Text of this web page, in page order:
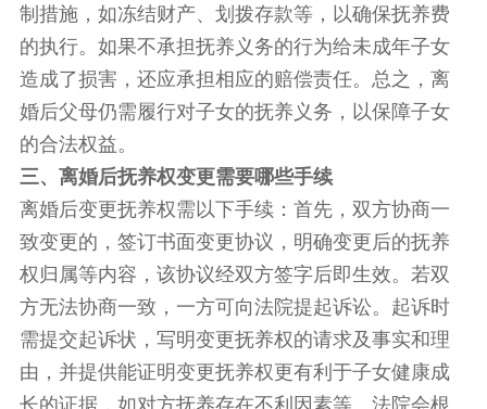
制措施，如冻结财产、划拨存款等，以确保抚养费
的执行。如果不承担抚养义务的行为给未成年子女
造成了损害，还应承担相应的赔偿责任。总之，离
婚后父母仍需履行对子女的抚养义务，以保障子女
的合法权益。
三、离婚后抚养权变更需要哪些手续
离婚后变更抚养权需以下手续：首先，双方协商一
致变更的，签订书面变更协议，明确变更后的抚养
权归属等内容，该协议经双方签字后即生效。若双
方无法协商一致，一方可向法院提起诉讼。起诉时
需提交起诉状，写明变更抚养权的请求及事实和理
由，并提供能证明变更抚养权更有利于子女健康成
长的证据，如对方抚养存在不利因素等。法院会根